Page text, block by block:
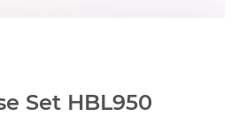
Set HBL950